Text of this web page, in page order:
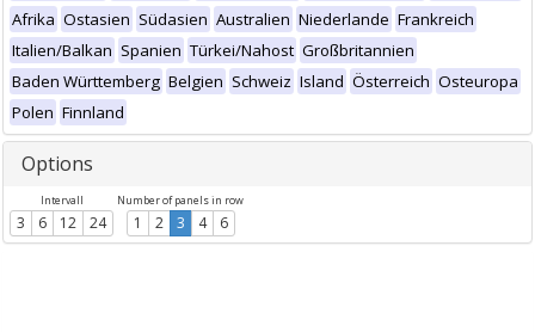
Afrika Ostasien Südasien Australien Niederlande Frankreich
Italien/Balkan Spanien Türkei/Nahost Großbritannien
Baden Württemberg Belgien Schweiz Island Österreich Osteuropa
Polen Finnland
Options
Intervall
3 6 12 24
Number of panels in row
1 2 3 4 6